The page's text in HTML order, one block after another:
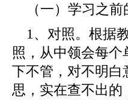
（一）学习之
1、对照。根据
照，从中领会每
下不管，对不明白
思，实在查不出